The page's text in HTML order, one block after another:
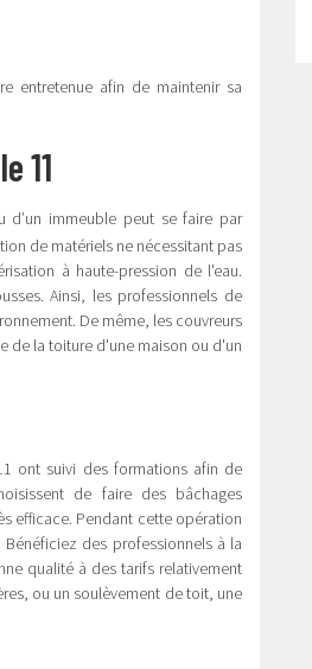
entretenue afin de maintenir sa
11
d’un immeuble peut se faire par
de matériels ne nécessitant pas
à haute-pression de l'eau.
Ainsi, les professionnels de
De même, les couvreurs
de la toiture d'une maison ou d'un
ont suivi des formations afin de
de faire des bâchages
efficace. Pendant cette opération
des professionnels à la
qualité à des tarifs relativement
ou un soulèvement de toit, une